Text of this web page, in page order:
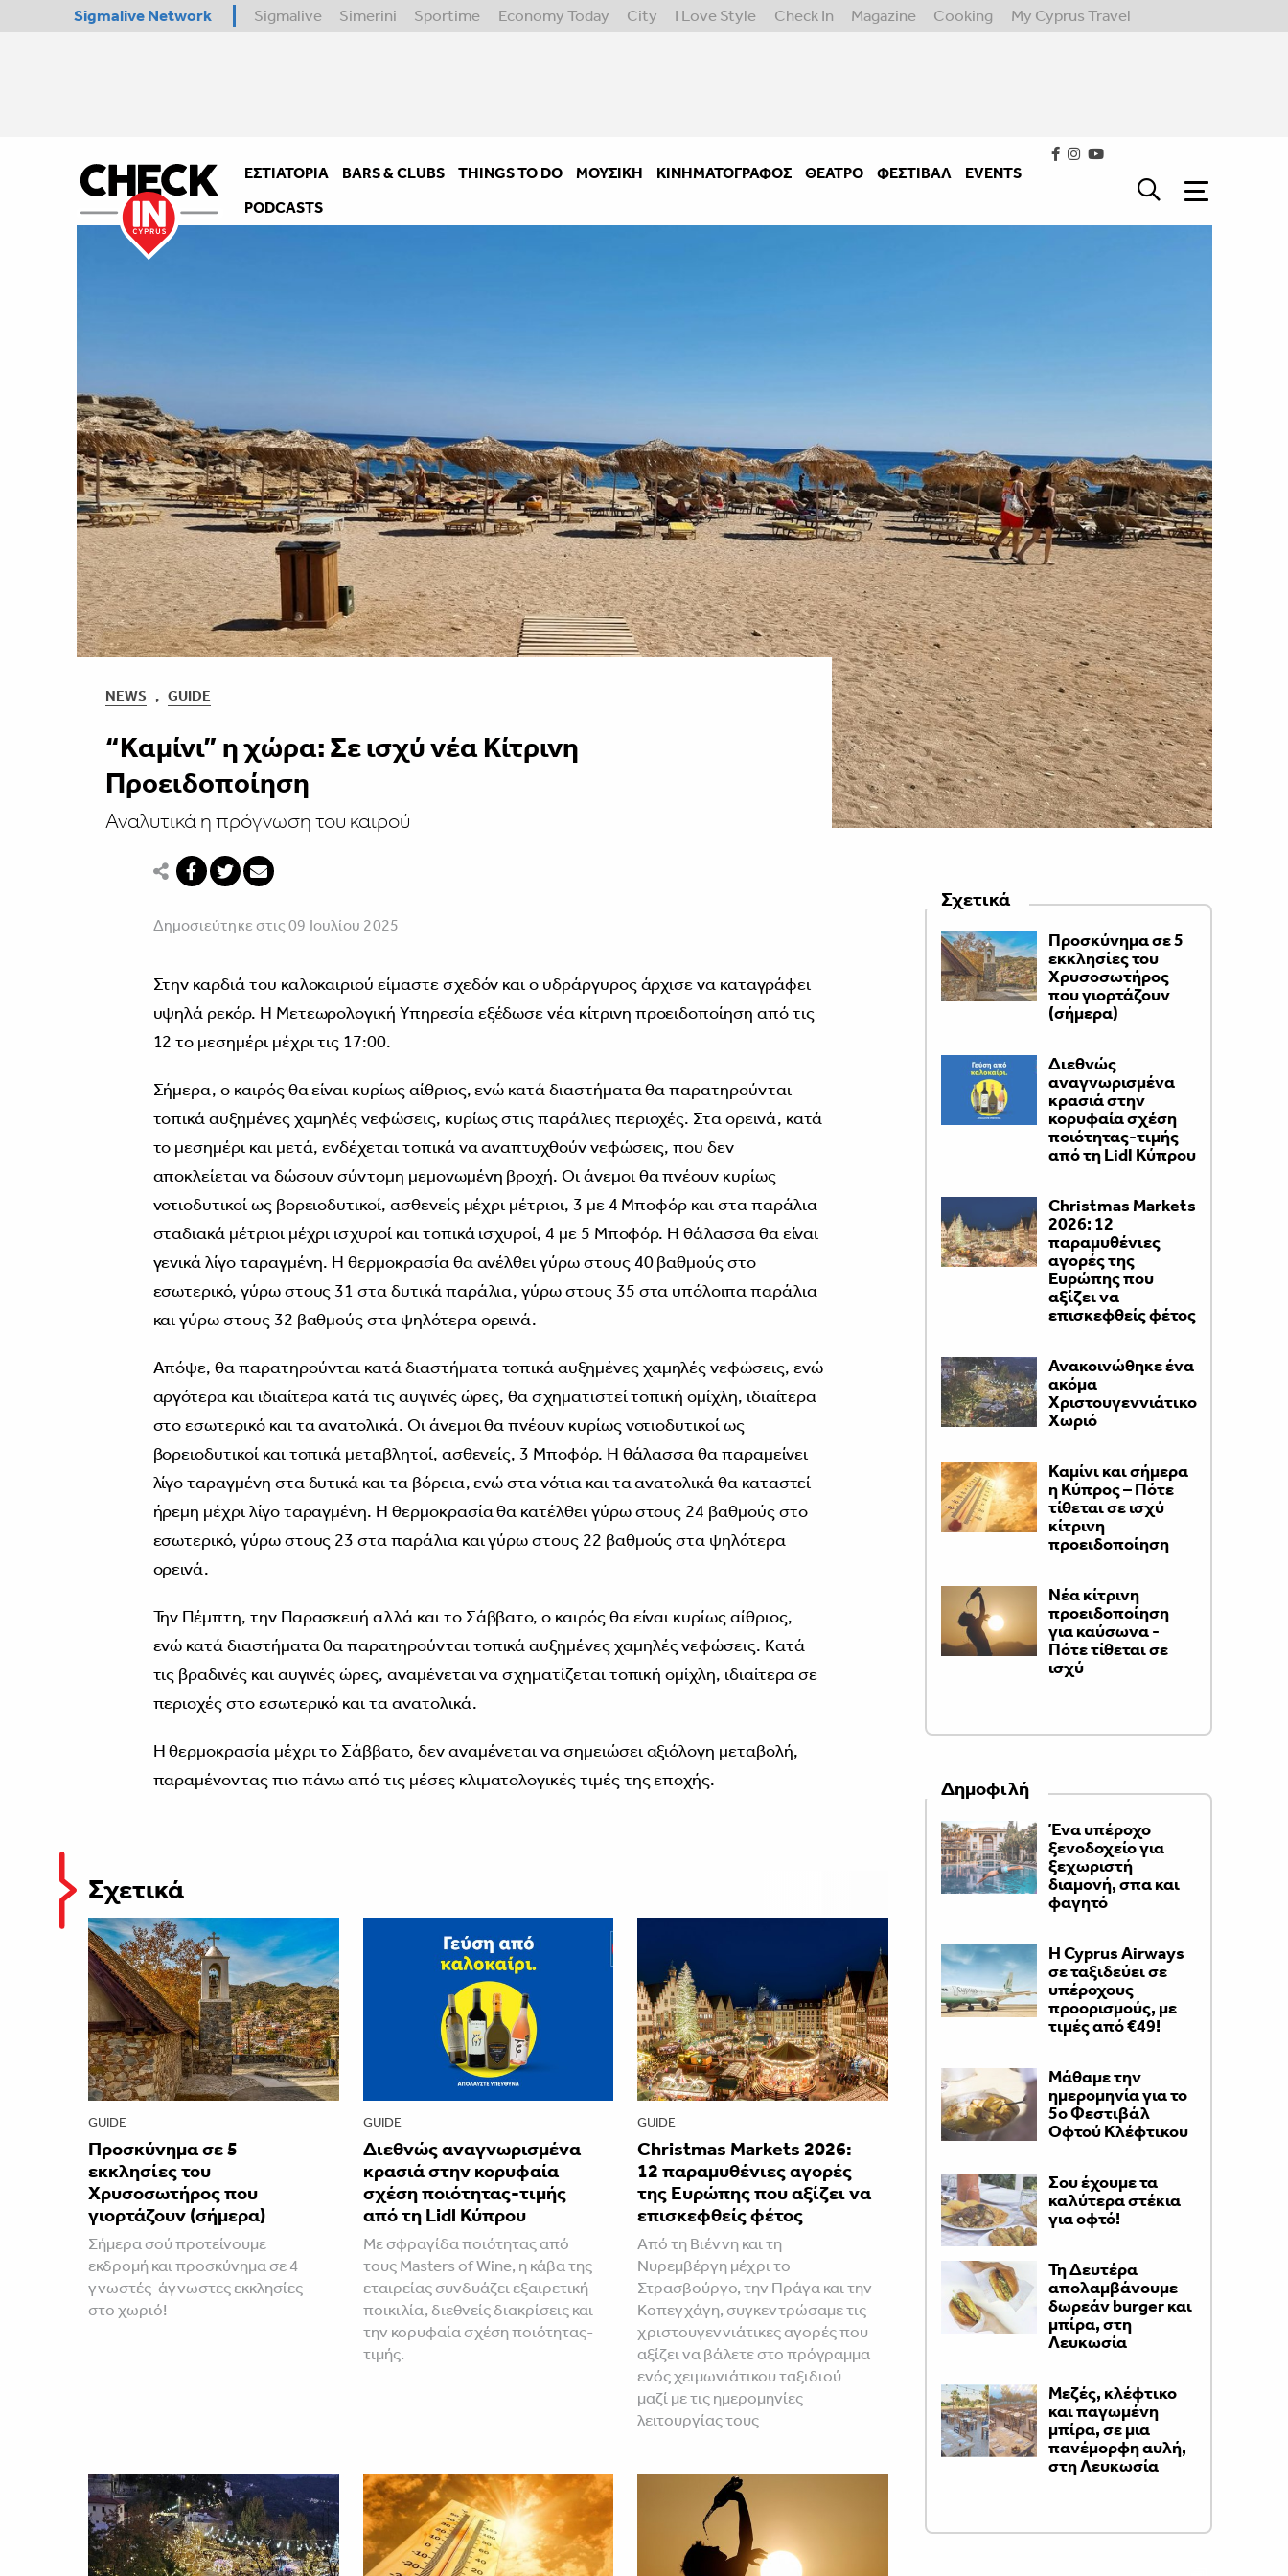
Sigmalive Network Sigmalive Simerini Sportime Economy Today City I Love Style Check In Magazine Cooking My Cyprus Travel
ΕΣΤΙΑΤΌΡΙΑ BARS & CLUBS THINGS TO DO ΜΟΥΣΙΚΉ ΚΙΝΗΜΑΤΟΓΡΆΦΟΣ ΘΈΑΤΡΟ ΦΕΣΤΙΒΑΛ
EVENTS
PODCASTS
NEWS , GUIDE
“Καμίνι” η χώρα: Σε ισχύ νέα Κίτρινη
Προειδοποίηση
Αναλυτικά η πρόγνωση του καιρού
Δημοσιεύτηκε στις 09 Ιουλίου 2025
Στην καρδιά του καλοκαιριού είμαστε σχεδόν και ο υδράργυρος άρχισε να καταγράφει
υψηλά ρεκόρ. Η Μετεωρολογική Υπηρεσία εξέδωσε νέα κίτρινη προειδοποίηση από τις
12 το μεσημέρι μέχρι τις 17:00.
Σήμερα, ο καιρός θα είναι κυρίως αίθριος, ενώ κατά διαστήματα θα παρατηρούνται
τοπικά αυξημένες χαμηλές νεφώσεις, κυρίως στις παράλιες περιοχές. Στα ορεινά, κατά
το μεσημέρι και μετά, ενδέχεται τοπικά να αναπτυχθούν νεφώσεις, που δεν
αποκλείεται να δώσουν σύντομη μεμονωμένη βροχή. Οι άνεμοι θα πνέουν κυρίως
νοτιοδυτικοί ως βορειοδυτικοί, ασθενείς μέχρι μέτριοι, 3 με 4 Μποφόρ και στα παράλια
σταδιακά μέτριοι μέχρι ισχυροί και τοπικά ισχυροί, 4 με 5 Μποφόρ. Η θάλασσα θα είναι
γενικά λίγο ταραγμένη. Η θερμοκρασία θα ανέλθει γύρω στους 40 βαθμούς στο
εσωτερικό, γύρω στους 31 στα δυτικά παράλια, γύρω στους 35 στα υπόλοιπα παράλια
και γύρω στους 32 βαθμούς στα ψηλότερα ορεινά.
Απόψε, θα παρατηρούνται κατά διαστήματα τοπικά αυξημένες χαμηλές νεφώσεις, ενώ
αργότερα και ιδιαίτερα κατά τις αυγινές ώρες, θα σχηματιστεί τοπική ομίχλη, ιδιαίτερα
στο εσωτερικό και τα ανατολικά. Οι άνεμοι θα πνέουν κυρίως νοτιοδυτικοί ως
βορειοδυτικοί και τοπικά μεταβλητοί, ασθενείς, 3 Μποφόρ. Η θάλασσα θα παραμείνει
λίγο ταραγμένη στα δυτικά και τα βόρεια, ενώ στα νότια και τα ανατολικά θα καταστεί
ήρεμη μέχρι λίγο ταραγμένη. Η θερμοκρασία θα κατέλθει γύρω στους 24 βαθμούς στο
εσωτερικό, γύρω στους 23 στα παράλια και γύρω στους 22 βαθμούς στα ψηλότερα
ορεινά.
Την Πέμπτη, την Παρασκευή αλλά και το Σάββατο, ο καιρός θα είναι κυρίως αίθριος,
ενώ κατά διαστήματα θα παρατηρούνται τοπικά αυξημένες χαμηλές νεφώσεις. Κατά
τις βραδινές και αυγινές ώρες, αναμένεται να σχηματίζεται τοπική ομίχλη, ιδιαίτερα σε
περιοχές στο εσωτερικό και τα ανατολικά.
Η θερμοκρασία μέχρι το Σάββατο, δεν αναμένεται να σημειώσει αξιόλογη μεταβολή,
παραμένοντας πιο πάνω από τις μέσες κλιματολογικές τιμές της εποχής.
Σχετικά
GUIDE
Προσκύνημα σε 5
εκκλησίες του
Χρυσοσωτήρος που
γιορτάζουν (σήμερα)
Σήμερα σού προτείνουμε
εκδρομή και προσκύνημα σε 4
γνωστές-άγνωστες εκκλησίες
στο χωριό!
GUIDE
Διεθνώς αναγνωρισμένα
κρασιά στην κορυφαία
σχέση ποιότητας-τιμής
από τη Lidl Κύπρου
Με σφραγίδα ποιότητας από
τους Masters of Wine, η κάβα της
εταιρείας συνδυάζει εξαιρετική
ποικιλία, διεθνείς διακρίσεις και
την κορυφαία σχέση ποιότητας-
τιμής.
GUIDE
Christmas Markets 2026:
12 παραμυθένιες αγορές
της Ευρώπης που αξίζει να
επισκεφθείς φέτος
Από τη Βιέννη και τη
Νυρεμβέργη μέχρι το
Στρασβούργο, την Πράγα και την
Κοπεγχάγη, συγκεντρώσαμε τις
χριστουγεννιάτικες αγορές που
αξίζει να βάλετε στο πρόγραμμα
ενός χειμωνιάτικου ταξιδιού
μαζί με τις ημερομηνίες
λειτουργίας τους
Σχετικά
Προσκύνημα σε 5
εκκλησίες του
Χρυσοσωτήρος
που γιορτάζουν
(σήμερα)
Διεθνώς
αναγνωρισμένα
κρασιά στην
κορυφαία σχέση
ποιότητας-τιμής
από τη Lidl Κύπρου
Christmas Markets
2026: 12
παραμυθένιες
αγορές της
Ευρώπης που
αξίζει να
επισκεφθείς φέτος
Ανακοινώθηκε ένα
ακόμα
Χριστουγεννιάτικο
Χωριό
Καμίνι και σήμερα
η Κύπρος – Πότε
τίθεται σε ισχύ
κίτρινη
προειδοποίηση
Νέα κίτρινη
προειδοποίηση
για καύσωνα -
Πότε τίθεται σε
ισχύ
Δημοφιλή
Ένα υπέροχο
ξενοδοχείο για
ξεχωριστή
διαμονή, σπα και
φαγητό
H Cyprus Airways
σε ταξιδεύει σε
υπέροχους
προορισμούς, με
τιμές από €49!
Μάθαμε την
ημερομηνία για το
5ο Φεστιβάλ
Οφτού Κλέφτικου
Σου έχουμε τα
καλύτερα στέκια
για οφτό!
Τη Δευτέρα
απολαμβάνουμε
δωρεάν burger και
μπίρα, στη
Λευκωσία
Μεζές, κλέφτικο
και παγωμένη
μπίρα, σε μια
πανέμορφη αυλή,
στη Λευκωσία